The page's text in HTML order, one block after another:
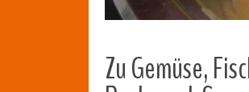
Zu Gemüse,